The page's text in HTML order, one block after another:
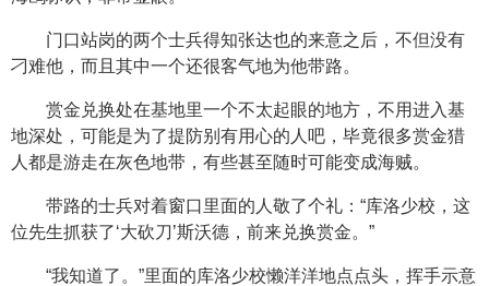
门口站岗的两个士兵得知张达也的来意之后，不但没有
刁难他，而且其中一个还很客气地为他带路。
赏金兑换处在基地里一个不太起眼的地方，不用进入基
地深处，可能是为了提防别有用心的人吧，毕竟很多赏金猎
人都是游走在灰色地带，有些甚至随时可能变成海贼。
带路的士兵对着窗口里面的人敬了个礼：“库洛少校，这
位先生抓获了‘大砍刀’斯沃德，前来兑换赏金。”
“我知道了。”里面的库洛少校懒洋洋地点点头，挥手示意